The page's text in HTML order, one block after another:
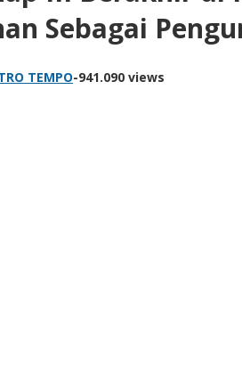
Sebagai
TEMPO-941.090 views